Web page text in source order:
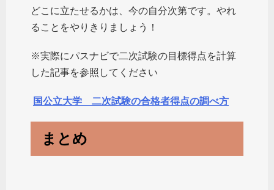
どこに立たせるかは、今の自分次第です。やれ
ることをやりきりましょう！
※実際にパスナビで二次試験の目標得点を計算
した記事を参照してください
国公立大学 二次試験の合格者得点の調べ方
まとめ